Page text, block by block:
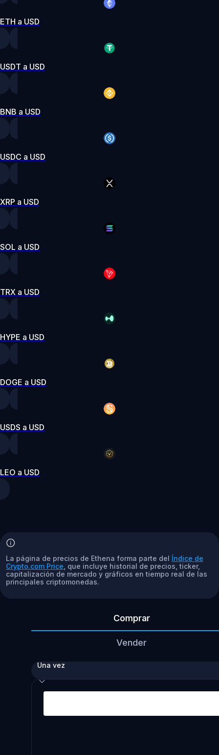
ETH a USD
USDT a USD
BNB a USD
USDC a USD
XRP a USD
SOL a USD
TRX a USD
HYPE a USD
DOGE a USD
USDS a USD
LEO a USD
La página de precios de Ethena forma parte del Índice de
Crypto.com Price , que incluye historial de precios, ticker,
capitalización de mercado y gráficos en tiempo real de las
principales criptomonedas.
Comprar
Vender
Una vez